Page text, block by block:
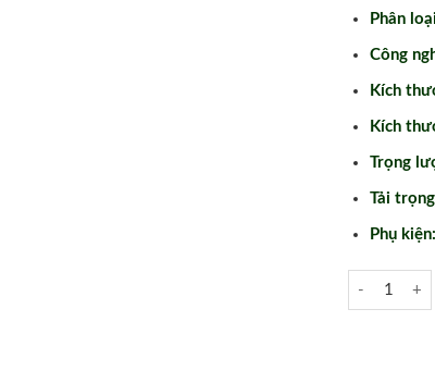
Phân
Công
Kích
Kích
Trọng
Tải
Phụ kiện:
Giường Y